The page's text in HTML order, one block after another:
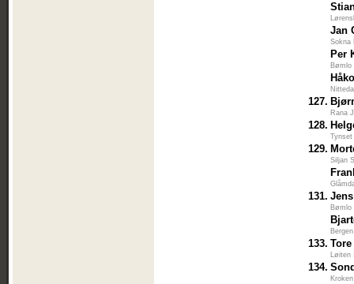
Jan
Sokna
Per
Bømlo
127.
Rana
128.
129.
Siljan
131.
Bømlo
133.
Løiten
134.